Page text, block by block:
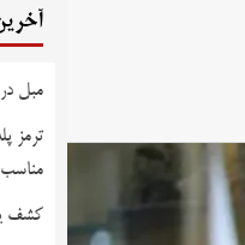
مبل
ترمز
کشف